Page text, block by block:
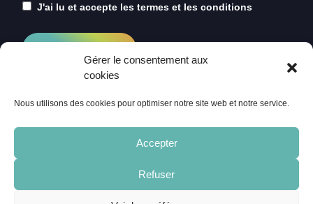
Gérer le consentement aux
cookies
Nous utilisons des cookies pour optimiser notre site web et notre service.
Accepter
Refuser
J'ai lu et accepte les termes et les conditions
CRÉDITS
MENTIONS LÉGALES